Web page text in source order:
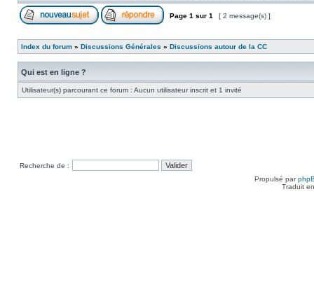
Page 1 sur 1 [ 2 message(s) ]
Index du forum » Discussions Générales » Discussions autour de la CC
Qui est en ligne ?
Utilisateur(s) parcourant ce forum : Aucun utilisateur inscrit et 1 invité
Recherche de :
Propulsé par
Traduit